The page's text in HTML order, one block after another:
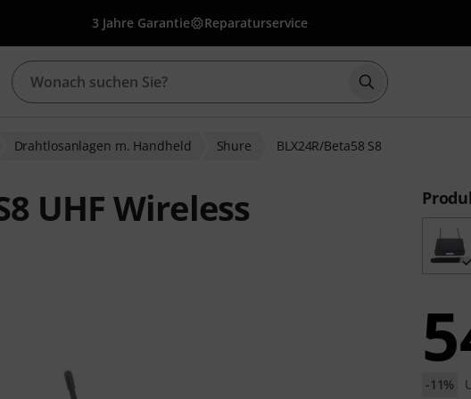
3 Jahre Garantie Reparaturservice
Suche mit
Drahtlosanlagen m. Handheld Shure BLX24R/Beta58 S8
UHF Wireless
-11%